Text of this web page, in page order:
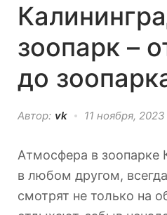
зоопарк –
до
Автор: vk 11 ноября, 2023
Атмосфера в зоопарке
в любом другом,
смотрят не только на